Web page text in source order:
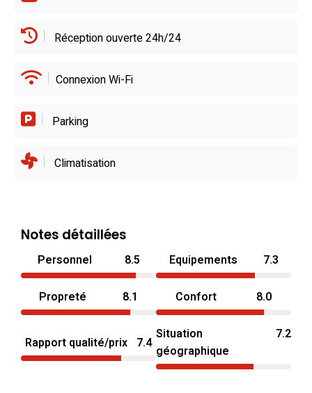
Réception ouverte 24h/24
Connexion Wi-Fi
Parking
Climatisation
Notes détaillées
Personnel 8.5 Equipements 7.3
Propreté 8.1 Confort 8.0
Rapport qualité/prix 7.4
Situation
géographique
7.2